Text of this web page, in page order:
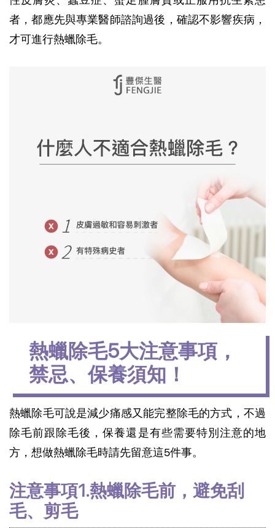
者，都應先與專業醫師諮詢過後，確認不影響疾病，
才可進行熱蠟除毛。
熱蠟除毛5大注意事項，
禁忌、保養須知！
熱蠟除毛可說是減少痛感又能完整除毛的方式，不過
除毛前跟除毛後，保養還是有些需要特別注意的地
方，想做熱蠟除毛時請先留意這5件事。
注意事項1.熱蠟除毛前，避免刮
毛、剪毛